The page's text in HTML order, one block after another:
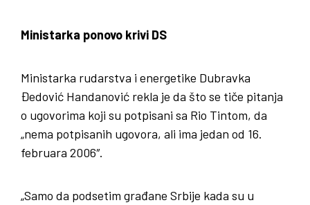
Ministarka ponovo krivi DS
Ministarka rudarstva i energetike Dubravka
Đedović Handanović rekla je da što se tiče pitanja
o ugovorima koji su potpisani sa Rio Tintom, da
„nema potpisanih ugovora, ali ima jedan od 16.
februara 2006″.
„Samo da podsetim građane Srbije kada su u